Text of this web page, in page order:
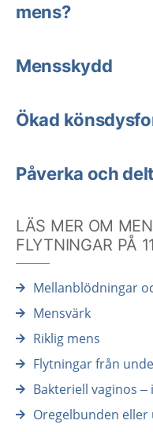
mens?
Mensskydd
Ökad
Påverka och
LÄS MER OM
FLYTNINGAR PÅ
Mellanblödningar
Mensvärk
Riklig mens
Flytningar från
Bakteriell vaginos
Oregelbunden